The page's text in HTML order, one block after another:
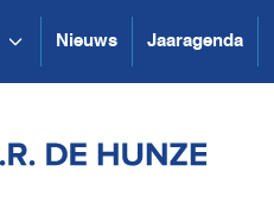
Nieuws Jaaragenda